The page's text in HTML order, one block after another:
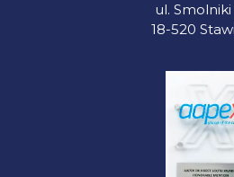
ul. Smolniki
18-520